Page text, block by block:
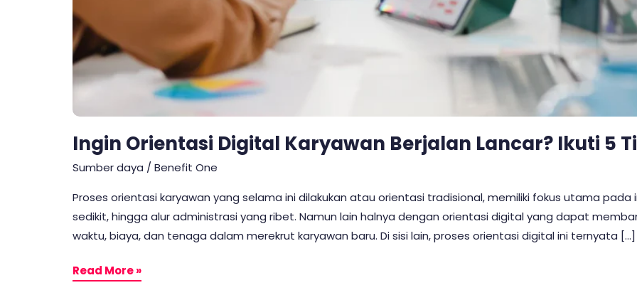
Ingin Orientasi Digital Karyawan Berjalan Lancar? Ikuti 5
Sumber daya /Benefit One
Proses orientasi karyawan yang selama ini dilakukan atau orientasi tradisional, memiliki fokus utama
sedikit, hingga alur administrasi yang ribet. Namun lain halnya dengan orientasi digital yang dapat
waktu, biaya, dan tenaga dalam merekrut karyawan baru. Di sisi lain, proses orientasi digital ini ternyata […]
Read More »